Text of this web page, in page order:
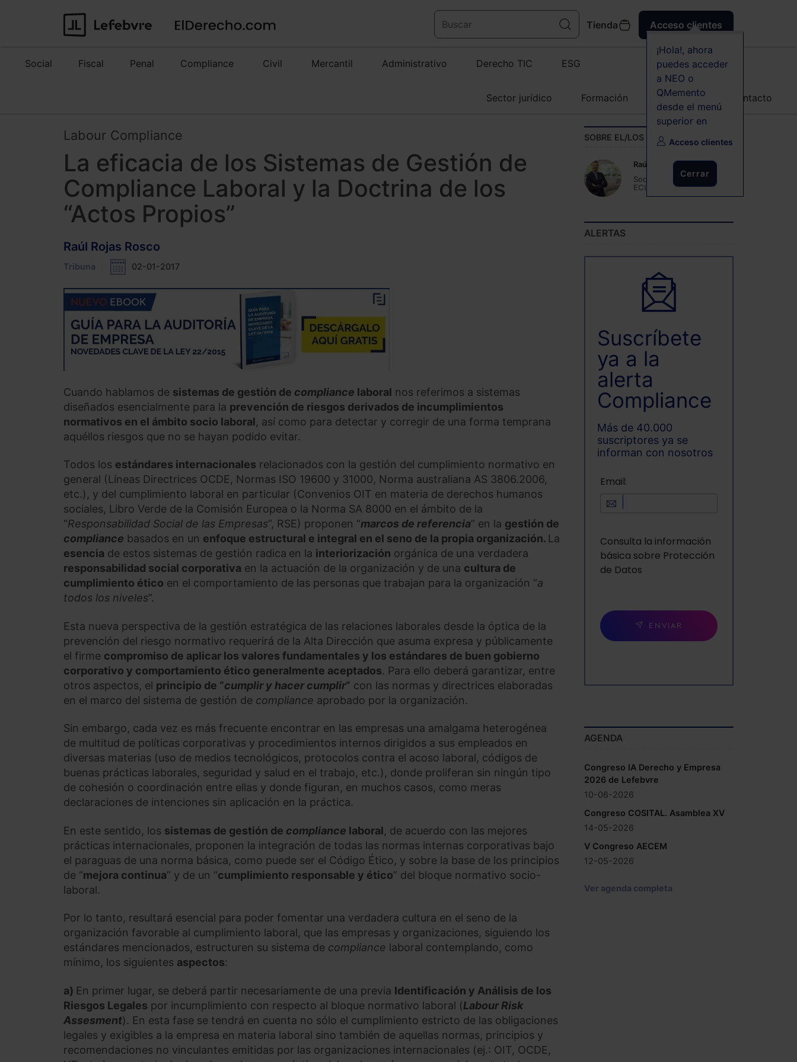
Tienda Acceso clientes
¡Hola!, ahora
puedes acceder
a NEO o
QMemento
desde el menú
superior en
Acceso clientes
Cerrar
Social Fiscal Penal Compliance Civil Mercantil Administrativo Derecho TIC ESG
Sector jurídico Formación Agenda Contacto
Labour Compliance
La eficacia de los Sistemas de Gestión de
Compliance Laboral y la Doctrina de los
“Actos Propios”
Raúl Rojas Rosco
Tribuna 02-01-2017
Cuando hablamos de sistemas de gestión de compliance laboral nos referimos a sistemas
diseñados esencialmente para la prevención de riesgos derivados de incumplimientos
normativos en el ámbito socio laboral, así como para detectar y corregir de una forma temprana
aquéllos riesgos que no se hayan podido evitar.
Todos los estándares internacionales relacionados con la gestión del cumplimiento normativo en
general (Líneas Directrices OCDE, Normas ISO 19600 y 31000, Norma australiana AS 3806.2006,
etc.), y del cumplimiento laboral en particular (Convenios OIT en materia de derechos humanos
sociales, Libro Verde de la Comisión Europea o la Norma SA 8000 en el ámbito de la
“Responsabilidad Social de las Empresas”, RSE) proponen “marcos de referencia” en la gestión de
compliance basados en un enfoque estructural e integral en el seno de la propia organización. La
esencia de estos sistemas de gestión radica en la interiorización orgánica de una verdadera
responsabilidad social corporativa en la actuación de la organización y de una cultura de
cumplimiento ético en el comportamiento de las personas que trabajan para la organización “a
todos los niveles”.
Esta nueva perspectiva de la gestión estratégica de las relaciones laborales desde la óptica de la
prevención del riesgo normativo requerirá de la Alta Dirección que asuma expresa y públicamente
el firme compromiso de aplicar los valores fundamentales y los estándares de buen gobierno
corporativo y comportamiento ético generalmente aceptados. Para ello deberá garantizar, entre
otros aspectos, el principio de “cumplir y hacer cumplir” con las normas y directrices elaboradas
en el marco del sistema de gestión de compliance aprobado por la organización.
Sin embargo, cada vez es más frecuente encontrar en las empresas una amalgama heterogénea
de multitud de políticas corporativas y procedimientos internos dirigidos a sus empleados en
diversas materias (uso de medios tecnológicos, protocolos contra el acoso laboral, códigos de
buenas prácticas laborales, seguridad y salud en el trabajo, etc.), donde proliferan sin ningún tipo
de cohesión o coordinación entre ellas y donde figuran, en muchos casos, como meras
declaraciones de intenciones sin aplicación en la práctica.
En este sentido, los sistemas de gestión de compliance laboral, de acuerdo con las mejores
prácticas internacionales, proponen la integración de todas las normas internas corporativas bajo
el paraguas de una norma básica, como puede ser el Código Ético, y sobre la base de los principios
de “mejora continua” y de un “cumplimiento responsable y ético” del bloque normativo socio-
laboral.
Por lo tanto, resultará esencial para poder fomentar una verdadera cultura en el seno de la
organización favorable al cumplimiento laboral, que las empresas y organizaciones, siguiendo los
estándares mencionados, estructuren su sistema de compliance laboral contemplando, como
mínimo, los siguientes aspectos:
a) En primer lugar, se deberá partir necesariamente de una previa Identificación y Análisis de los
Riesgos Legales por incumplimiento con respecto al bloque normativo laboral (Labour Risk
Assesment). En esta fase se tendrá en cuenta no sólo el cumplimiento estricto de las obligaciones
legales y exigibles a la empresa en materia laboral sino también de aquellas normas, principios y
recomendaciones no vinculantes emitidas por las organizaciones internacionales (ej.: OIT, OCDE,
SOBRE EL/LOS AUTOR(ES)
Raúl Rojas Rosco
Socio del área laboral de
ECIJA
ALERTAS
Suscríbete
ya a la
alerta
Compliance
Más de 40.000
suscriptores ya se
informan con nosotros
Email:
Consulta la información
básica sobre Protección
de Datos
ENVIAR
AGENDA
Congreso IA Derecho y Empresa
2026 de Lefebvre
10-06-2026
Congreso COSITAL. Asamblea XV
14-05-2026
V Congreso AECEM
12-05-2026
Ver agenda completa